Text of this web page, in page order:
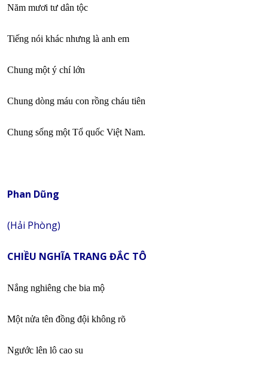
Năm mươi tư dân tộc
Tiếng nói khác nhưng là anh em
Chung một ý chí lớn
Chung dòng máu con rồng cháu tiên
Chung sống một Tổ quốc Việt Nam.
Phan Dũng
(Hải Phòng)
CHIỀU NGHĨA TRANG ĐẮC TÔ
Nắng nghiêng che bia mộ
Một nửa tên đồng đội không rõ
Ngước lên lô cao su